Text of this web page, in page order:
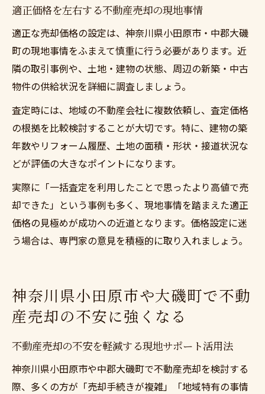
適正価格を左右する不動産売却の現地事情
適正な売却価格の設定は、神奈川県小田原市・中郡大磯
町の現地事情をふまえて慎重に行う必要があります。近
隣の取引事例や、土地・建物の状態、周辺の新築・中古
物件の供給状況を詳細に調査しましょう。
査定時には、地域の不動産会社に複数依頼し、査定価格
の根拠を比較検討することが大切です。特に、建物の築
年数やリフォーム履歴、土地の面積・形状・接道状況な
どが評価の大きなポイントになります。
実際に「一括査定を利用したことで思ったより高値で売
却できた」という事例も多く、現地事情を踏まえた適正
価格の見極めが成功への近道となります。価格設定に迷
う場合は、専門家の意見を積極的に取り入れましょう。
神奈川県小田原市や大磯町で不動
産売却の不安に強くなる
不動産売却の不安を軽減する現地サポート活用法
神奈川県小田原市や中郡大磯町で不動産売却を検討する
際、多くの方が「売却手続きが複雑」「地域特有の事情